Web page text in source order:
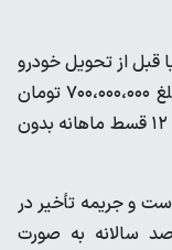
قبل از تحویل خودرو
و ارائه مدارک پرداخت می‌شود. همچنین مبلغ ۷۰۰،۰۰۰،۰۰۰ تومان
به‌عنوان تسهیلات در نظر گرفته شده که طی ۱۲ قسط ماهانه بدون
درصد سالانه است و جریمه تأخیر در
خودرو ۳ درصد ماهیانه (۳۶ درصد سالانه به صورت